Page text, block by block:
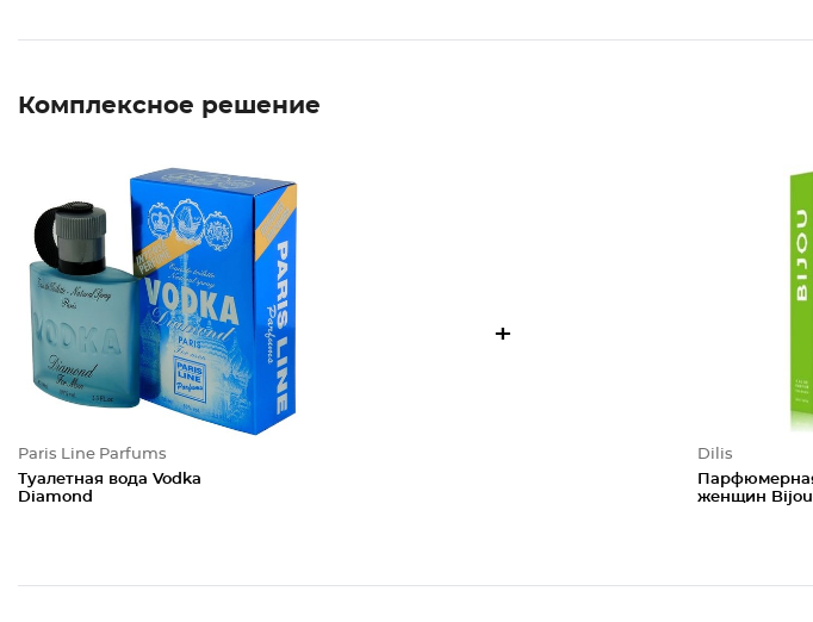
Комплексное решение
Paris Line Parfums
Туалетная вода Vodka
Diamond
+
Dilis
женщин Bijou